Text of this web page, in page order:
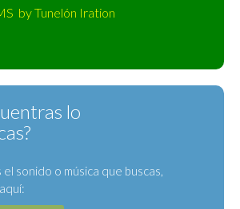
by Tunelón Iration
lo
sonido o música que buscas,